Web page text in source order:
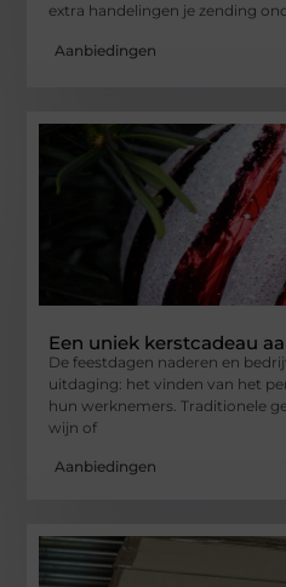
extra handelingen je zending
Aanbiedingen
Een uniek kerstcadeau
De feestdagen naderen en
uitdaging: het vinden van het
hun werknemers. Traditionele
wijn of
Aanbiedingen